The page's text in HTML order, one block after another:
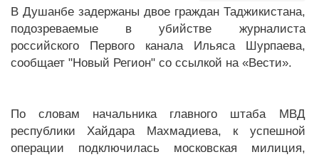
В Душанбе задержаны двое граждан Таджикистана,
подозреваемые в убийстве журналиста
российского Первого канала Ильяса Шурпаева,
сообщает "Новый Регион" со ссылкой на «Вести».
По словам начальника главного штаба МВД
республики Хайдара Махмадиева, к успешной
операции подключилась московская милиция,